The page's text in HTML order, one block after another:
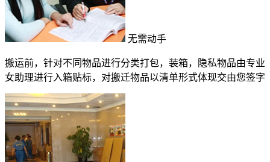
无需动手
搬运前，针对不同物品进行分类打包，装箱，隐私物品由专业
女助理进行入箱贴标，对搬迁物品以清单形式体现交由您签字